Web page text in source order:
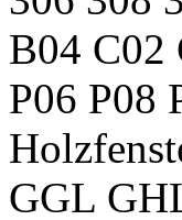
B04 C02
P06 P08
GGL